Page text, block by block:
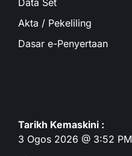
Data Set
Akta / Pekeliling
Dasar e-Penyertaan
Tarikh Kemaskini :
3 Ogos 2026 @ 3:52 PM